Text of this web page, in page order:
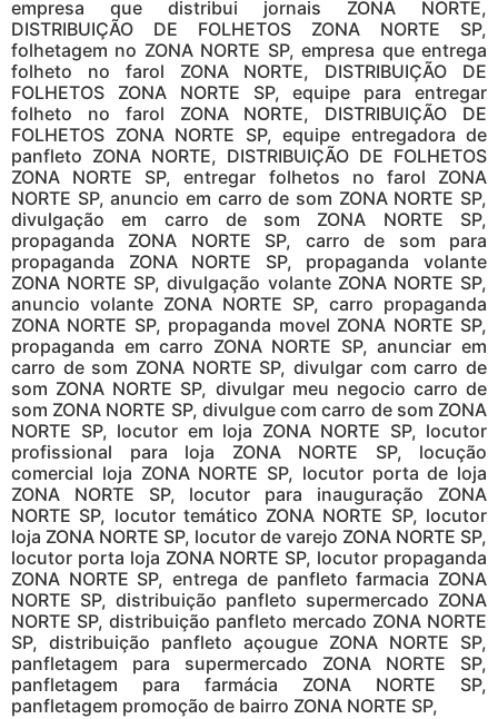
empresa que distribui jornais ZONA NORTE,
DISTRIBUIÇÃO DE FOLHETOS ZONA NORTE SP,
folhetagem no ZONA NORTE SP, empresa que entrega
folheto no farol ZONA NORTE, DISTRIBUIÇÃO DE
FOLHETOS ZONA NORTE SP, equipe para entregar
folheto no farol ZONA NORTE, DISTRIBUIÇÃO DE
FOLHETOS ZONA NORTE SP, equipe entregadora de
panfleto ZONA NORTE, DISTRIBUIÇÃO DE FOLHETOS
ZONA NORTE SP, entregar folhetos no farol ZONA
NORTE SP, anuncio em carro de som ZONA NORTE SP,
divulgação em carro de som ZONA NORTE SP,
propaganda ZONA NORTE SP, carro de som para
propaganda ZONA NORTE SP, propaganda volante
ZONA NORTE SP, divulgação volante ZONA NORTE SP,
anuncio volante ZONA NORTE SP, carro propaganda
ZONA NORTE SP, propaganda movel ZONA NORTE SP,
propaganda em carro ZONA NORTE SP, anunciar em
carro de som ZONA NORTE SP, divulgar com carro de
som ZONA NORTE SP, divulgar meu negocio carro de
som ZONA NORTE SP, divulgue com carro de som ZONA
NORTE SP, locutor em loja ZONA NORTE SP, locutor
profissional para loja ZONA NORTE SP, locução
comercial loja ZONA NORTE SP, locutor porta de loja
ZONA NORTE SP, locutor para inauguração ZONA
NORTE SP, locutor temático ZONA NORTE SP, locutor
loja ZONA NORTE SP, locutor de varejo ZONA NORTE SP,
locutor porta loja ZONA NORTE SP, locutor propaganda
ZONA NORTE SP, entrega de panfleto farmacia ZONA
NORTE SP, distribuição panfleto supermercado ZONA
NORTE SP, distribuição panfleto mercado ZONA NORTE
SP, distribuição panfleto açougue ZONA NORTE SP,
panfletagem para supermercado ZONA NORTE SP,
panfletagem para farmácia ZONA NORTE SP,
panfletagem promoção de bairro ZONA NORTE SP,